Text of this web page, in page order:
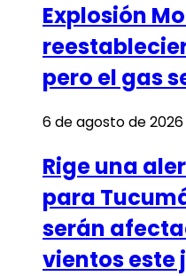
Explosión
pero el gas
6 de agosto de 2026
Rige una
para
serán
vientos este